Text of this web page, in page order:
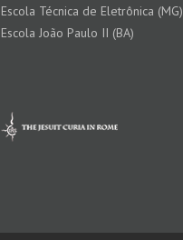
Escola Técnica de Eletrônica (MG)
Escola João Paulo II (BA)